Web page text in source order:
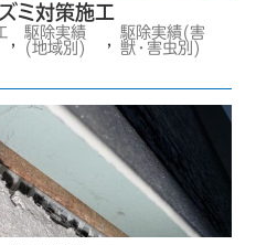
ミ対策施工
駆除実績
(地域別)
駆除実績(害
獣・害虫別)